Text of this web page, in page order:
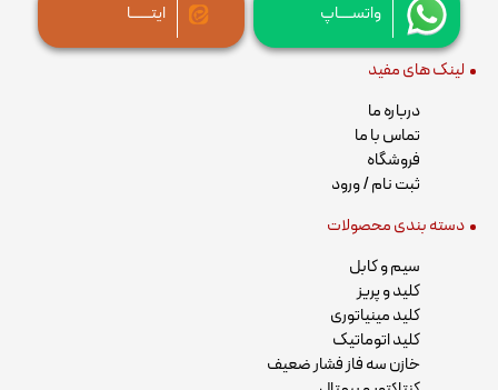
واتســــاپ ایتــــــا
لینک های مفید
درباره ما
تماس با ما
فروشگاه
ثبت نام / ورود
دسته بندی محصولات
سیم و کابل
کلید و پریز
کلید مینیاتوری
کلید اتوماتیک
خازن سه فاز فشار ضعیف